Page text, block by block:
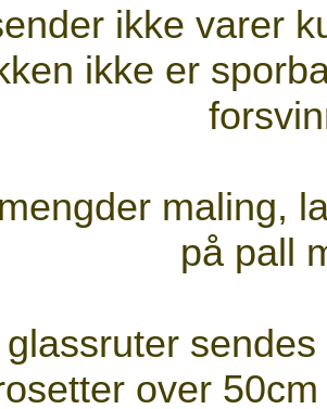
ikke varer
ikke er
maling,
på pall
over